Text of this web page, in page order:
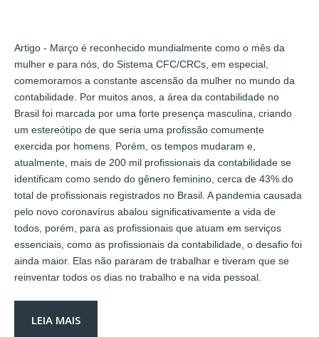
Artigo - Março é reconhecido mundialmente como o mês da
mulher e para nós, do Sistema CFC/CRCs, em especial,
comemoramos a constante ascensão da mulher no mundo da
contabilidade. Por muitos anos, a área da contabilidade no
Brasil foi marcada por uma forte presença masculina, criando
um estereótipo de que seria uma profissão comumente
exercida por homens. Porém, os tempos mudaram e,
atualmente, mais de 200 mil profissionais da contabilidade se
identificam como sendo do gênero feminino, cerca de 43% do
total de profissionais registrados no Brasil. A pandemia causada
pelo novo coronavírus abalou significativamente a vida de
todos, porém, para as profissionais que atuam em serviços
essenciais, como as profissionais da contabilidade, o desafio foi
ainda maior. Elas não pararam de trabalhar e tiveram que se
reinventar todos os dias no trabalho e na vida pessoal.
LEIA MAIS